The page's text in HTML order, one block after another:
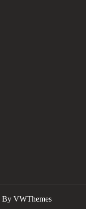
By VWThemes